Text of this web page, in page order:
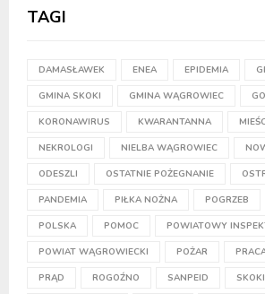
TAGI
DAMASŁAWEK ENEA EPIDEMIA
GMINA SKOKI GMINA WĄGROWIEC
KORONAWIRUS KWARANTANNA
NEKROLOGI NIELBA WĄGROWIEC
ODESZLI OSTATNIE POŻEGNANIE
PANDEMIA PIŁKA NOŻNA POGRZEB
POLSKA POMOC POWIATOWY
POWIAT WĄGROWIECKI POŻAR
PRĄD ROGOŹNO SANPEID SKOKI